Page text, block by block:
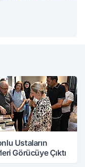
Ustaların
Görücüye Çıktı